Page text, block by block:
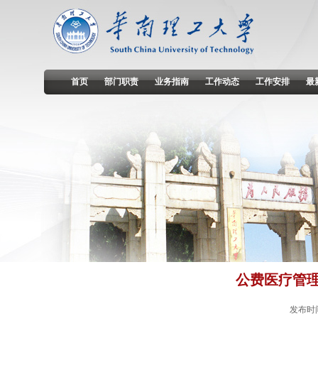
首页 部门职责 业务指南 工作动态 工作安排 最
公费医疗管
发布时